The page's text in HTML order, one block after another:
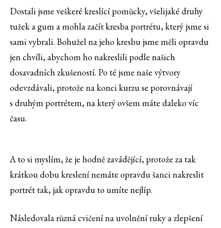
Dostali jsme veškeré kreslící pomůcky, všelijaké druhy
tužek a gum a mohla začít kresba portrétu, který jsme si
sami vybrali. Bohužel na jeho kresbu jsme měli opravdu
jen chvíli, abychom ho nakreslili podle našich
dosavadních zkušeností. Po té jsme naše výtvory
odevzdávali, protože na konci kurzu se porovnávají
s druhým portrétem, na který ovšem máte daleko víc
času.
A to si myslím, že je hodně zavádějící, protože za tak
krátkou dobu kreslení nemáte opravdu šanci nakreslit
portrét tak, jak opravdu to umíte nejlíp.
Následovala různá cvičení na uvolnění ruky a zlepšení